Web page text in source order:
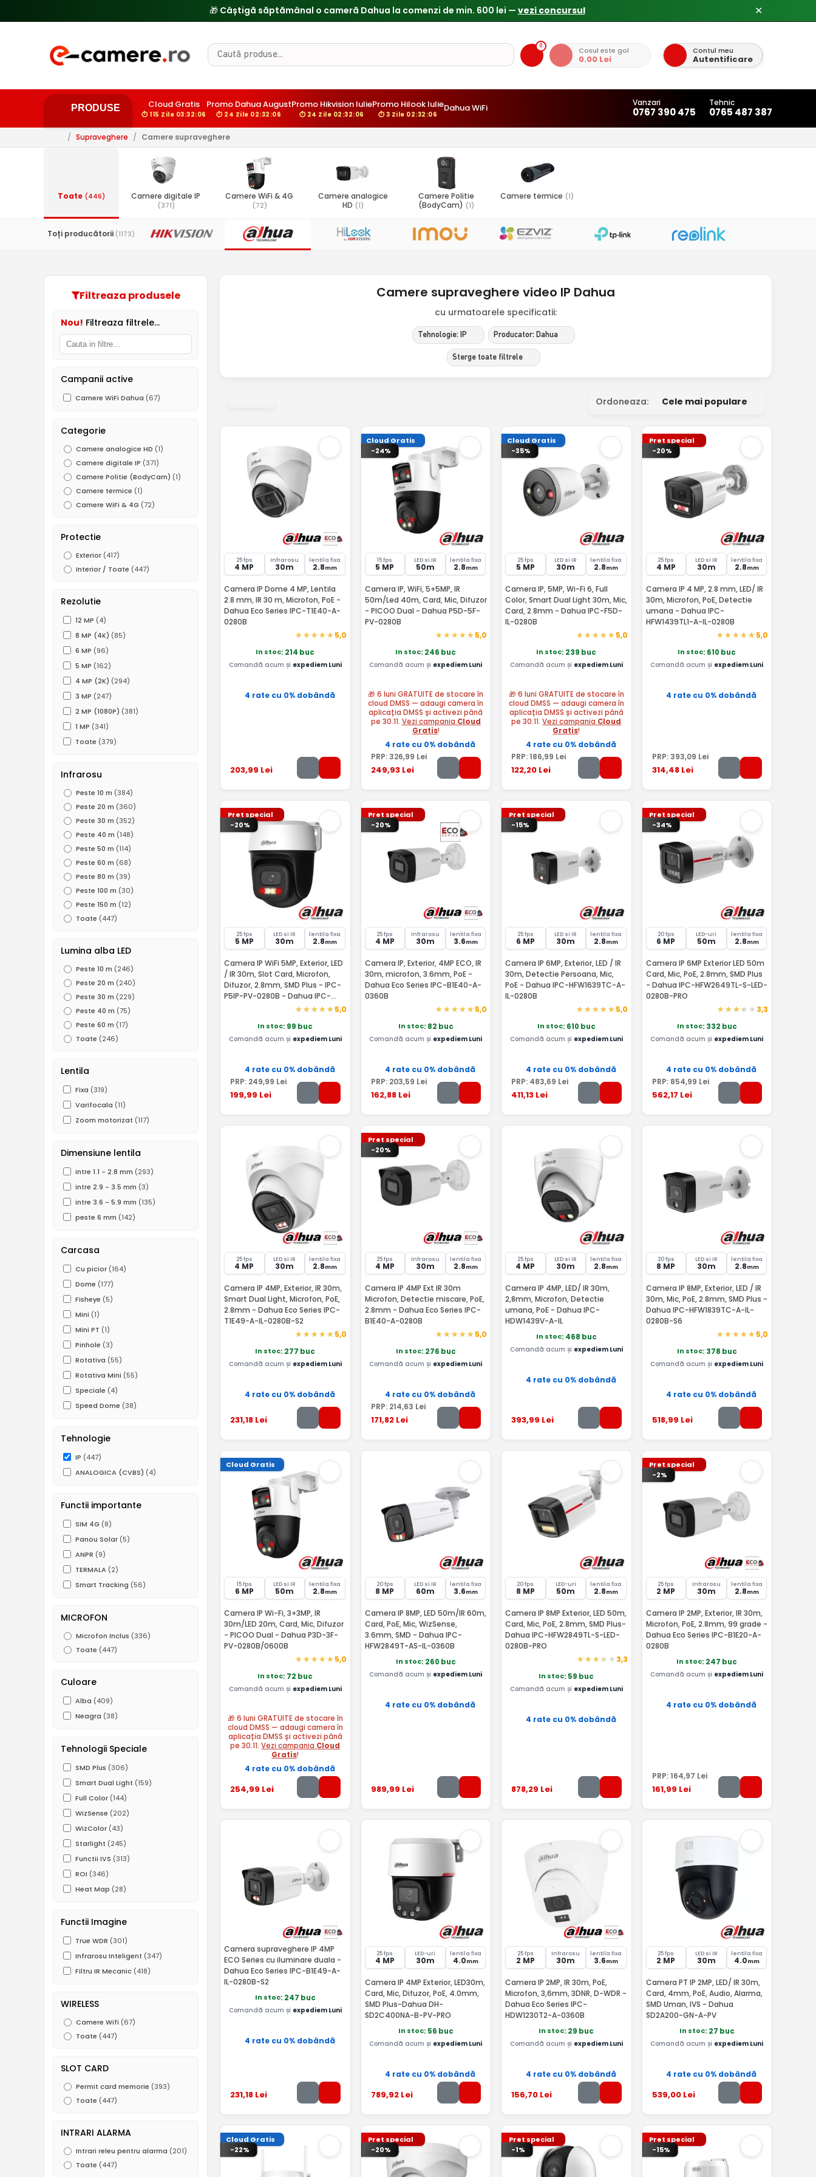
🔥Reduceri de pana la 25% doar in luna iulie → Vezi ofertele
✕
0 Cosul este gol
0.00 Lei
Contul meu
Autentificare
PRODUSE Cloud Gratis
⏱ 115 Zile 03:32:05
Promo Dahua August
⏱ 24 Zile 02:32:05
Promo Hikvision Iulie
⏱ 24 Zile 02:32:05
Promo Hilook Iulie
⏱ 3 Zile 02:32:05
Dahua WiFi Vanzari
0767 390 475
Tehnic
0765 487 387
/ Supraveghere / Camere supraveghere
Toate (446) Camere digitale IP
(371)
Camere WiFi & 4G
(72)
Camere analogice
HD (1)
Camere Politie
(BodyCam) (1)
Camere termice (1)
Toți producătorii (1173)
Filtreaza produsele
Nou! Filtreaza filtrele...
Campanii active
Camere WiFi Dahua (67)
Categorie
Camere analogice HD (1)
Camere digitale IP (371)
Camere Politie (BodyCam) (1)
Camere termice (1)
Camere WiFi & 4G (72)
Protectie
Exterior (417)
Interior / Toate (447)
Rezolutie
12 MP (4)
8 MP (4K) (85)
6 MP (96)
5 MP (162)
4 MP (2K) (294)
3 MP (247)
2 MP (1080P) (381)
1 MP (341)
Toate (379)
Infrarosu
Peste 10 m (384)
Peste 20 m (360)
Peste 30 m (352)
Peste 40 m (148)
Peste 50 m (114)
Peste 60 m (68)
Peste 80 m (39)
Peste 100 m (30)
Peste 150 m (12)
Toate (447)
Lumina alba LED
Peste 10 m (246)
Peste 20 m (240)
Peste 30 m (229)
Peste 40 m (75)
Peste 60 m (17)
Toate (246)
Lentila
Fixa (319)
Varifocala (11)
Zoom motorizat (117)
Dimensiune lentila
intre 1.1 - 2.8 mm (293)
intre 2.9 - 3.5 mm (3)
intre 3.6 - 5.9 mm (135)
peste 6 mm (142)
Carcasa
Cu picior (164)
Dome (177)
Fisheye (5)
Mini (1)
Mini PT (1)
Pinhole (3)
Rotativa (55)
Rotativa Mini (55)
Speciale (4)
Speed Dome (38)
Tehnologie
IP (447)
ANALOGICA (CVBS) (4)
Functii importante
SIM 4G (8)
Panou Solar (5)
ANPR (9)
TERMALA (2)
Smart Tracking (56)
MICROFON
Microfon Inclus (336)
Toate (447)
Culoare
Alba (409)
Neagra (38)
Tehnologii Speciale
SMD Plus (306)
Smart Dual Light (159)
Full Color (144)
WizSense (202)
WizColor (43)
Starlight (245)
Functii IVS (313)
ROI (346)
Heat Map (28)
Functii Imagine
True WDR (301)
Infrarosu Inteligent (347)
Filtru IR Mecanic (418)
WIRELESS
Camere Wifi (67)
Toate (447)
SLOT CARD
Permit card memorie (393)
Toate (447)
INTRARI ALARMA
Intrari releu pentru alarma (201)
Toate (447)
Camere supraveghere video IP Dahua
cu urmatoarele specificatii:
Tehnologie: IP Producator: Dahua
Sterge toate filtrele
Ordoneaza: Cele mai populare
25 fps
4 MP
Infrarosu
30m
lentila fixa
2.8mm
Camera IP Dome 4 MP, Lentila
2.8 mm, IR 30 m, Microfon, PoE -
Dahua Eco Series IPC-T1E40-A-
0280B
5,0
In stoc: 214 buc
Comandă acum și expediem Luni
4 rate cu 0% dobândă
203,99 Lei
Cloud Gratis
-24%
15 fps
5 MP
LED si IR
50m
lentila fixa
2.8mm
Camera IP, WiFi, 5+5MP, IR
50m/Led 40m, Card, Mic, Difuzor
- PICOO Dual - Dahua P5D-5F-
PV-0280B
5,0
In stoc: 246 buc
Comandă acum și expediem Luni
🎁 6 luni GRATUITE de stocare în
cloud DMSS — adaugi camera în
aplicația DMSS și activezi până
pe 30.11. Vezi campania Cloud
Gratis!
4 rate cu 0% dobândă
PRP:326,99 Lei
249,93Lei
Cloud Gratis
-35%
25 fps
5 MP
LED si IR
30m
lentila fixa
2.8mm
Camera IP, 5MP, Wi-Fi 6, Full
Color, Smart Dual Light 30m, Mic,
Card, 2.8mm - Dahua IPC-F5D-
IL-0280B
5,0
In stoc: 239 buc
Comandă acum și expediem Luni
🎁 6 luni GRATUITE de stocare în
cloud DMSS — adaugi camera în
aplicația DMSS și activezi până
pe 30.11.Vezi campania Cloud
Gratis!
4 rate cu 0% dobândă
PRP: 186,99 Lei
122,20 Lei
Pret special
-20%
25 fps
4 MP
LED si IR
30m
lentila fixa
2.8mm
Camera IP 4 MP, 2.8 mm, LED/ IR
30m, Microfon, PoE, Detectie
umana - Dahua IPC-
HFW1439TL1-A-IL-0280B
5,0
In stoc: 610 buc
Comandă acum și expediem Luni
4 rate cu 0% dobândă
PRP:393,09 Lei
314,48Lei
Pret special
-20%
25 fps
5 MP
LED si IR
30m
lentila fixa
2.8mm
Camera IP WiFi 5MP, Exterior, LED
/ IR 30m, Slot Card, Microfon,
Difuzor, 2.8mm, SMD Plus - IPC-
P5IP-PV-0280B - Dahua IPC-
P5IP-PV-0280B-EUR
5,0
In stoc: 99 buc
Comandă acum și expediem Luni
4 rate cu 0% dobândă
PRP: 249,99 Lei
199,99 Lei
Pret special
-20%
25 fps
4 MP
Infrarosu
30m
lentila fixa
3.6mm
Camera IP, Exterior, 4MP ECO, IR
30m, microfon, 3.6mm, PoE -
Dahua Eco Series IPC-B1E40-A-
0360B
5,0
In stoc: 82 buc
Comandă acum și expediem Luni
4 rate cu 0% dobândă
PRP: 203,59 Lei
162,88Lei
Pret special
-15%
25 fps
6 MP
LED si IR
30m
lentila fixa
2.8mm
Camera IP 6MP, Exterior, LED / IR
30m, Detectie Persoana, Mic,
PoE - Dahua IPC-HFW1639TC-A-
IL-0280B
5,0
In stoc: 610 buc
Comandă acum și expediem Luni
4 rate cu 0% dobândă
PRP: 483,69 Lei
411,13 Lei
Pret special
-34%
20 fps
6 MP
LED-uri
50m
lentila fixa
2.8mm
Camera IP 6MP Exterior LED 50m
Card, Mic, PoE, 2.8mm, SMD Plus
- Dahua IPC-HFW2649TL-S-LED-
0280B-PRO
3,3
In stoc: 332 buc
Comandă acum și expediem Luni
4 rate cu 0% dobândă
PRP: 854,99 Lei
562,17 Lei
25 fps
4 MP
LED si IR
30m
lentila fixa
2.8mm
Camera IP 4MP, Exterior, IR 30m,
Smart Dual Light, Microfon, PoE,
2.8mm - Dahua Eco Series IPC-
T1E49-A-IL-0280B-S2
5,0
In stoc: 277 buc
Comandă acum și expediem Luni
4 rate cu 0% dobândă
231,18 Lei
Pret special
-20%
25 fps
4 MP
Infrarosu
30m
lentila fixa
2.8mm
Camera IP 4MP Ext IR 30m
Microfon, Detectie miscare, PoE,
2.8mm - Dahua Eco Series IPC-
B1E40-A-0280B
5,0
In stoc: 276 buc
Comandă acum și expediem Luni
4 rate cu 0% dobândă
PRP: 214,63 Lei
171,82Lei
25 fps
4 MP
LED si IR
30m
lentila fixa
2.8mm
Camera IP 4MP, LED/ IR 30m,
2,8mm, Microfon, Detectie
umana, PoE - Dahua IPC-
HDW1439V-A-IL
In stoc: 468 buc
Comandă acum și expediem Luni
4 rate cu 0% dobândă
393,99 Lei
20 fps
8 MP
LED si IR
30m
lentila fixa
2.8mm
Camera IP 8MP, Exterior, LED / IR
30m, Mic, PoE, 2.8mm, SMD Plus -
Dahua IPC-HFW1839TC-A-IL-
0280B-S6
5,0
In stoc: 378 buc
Comandă acum și expediem Luni
4 rate cu 0% dobândă
518,99 Lei
Cloud Gratis
15 fps
6 MP
LED si IR
50m
lentila fixa
2.8mm
Camera IP Wi-Fi, 3+3MP, IR
30m/LED 20m, Card, Mic, Difuzor
- PICOO Dual - Dahua P3D-3F-
PV-0280B/0600B
5,0
In stoc: 72 buc
Comandă acum și expediem Luni
🎁 6 luni GRATUITE de stocare în
cloud DMSS — adaugi camera în
aplicația DMSS și activezi până
pe 30.11.Vezi campania Cloud
Gratis!
4 rate cu 0% dobândă
254,99 Lei
20 fps
8 MP
LED si IR
60m
lentila fixa
3.6mm
Camera IP 8MP, LED 50m/IR 60m,
Card, PoE, Mic, WizSense,
3.6mm, SMD - Dahua IPC-
HFW2849T-AS-IL-0360B
In stoc: 260 buc
Comandă acum și expediem Luni
4 rate cu 0% dobândă
989,99 Lei
20 fps
8 MP
LED-uri
50m
lentila fixa
2.8mm
Camera IP 8MP Exterior, LED 50m,
Card, Mic, PoE, 2.8mm, SMD Plus-
Dahua IPC-HFW2849TL-S-LED-
0280B-PRO
3,3
In stoc: 59 buc
Comandă acum și expediem Luni
4 rate cu 0% dobândă
878,29 Lei
Pret special
-2%
25 fps
2 MP
Infrarosu
30m
lentila fixa
2.8mm
Camera IP 2MP, Exterior, IR 30m,
Microfon, PoE, 2.8mm, 99 grade -
Dahua Eco Series IPC-B1E20-A-
0280B
In stoc: 247 buc
Comandă acum și expediem Luni
4 rate cu 0% dobândă
PRP: 164,97 Lei
161,99 Lei
Camera supraveghere IP 4MP
ECO Series cu iluminare duala -
Dahua Eco Series IPC-B1E49-A-
IL-0280B-S2
In stoc: 247 buc
Comandă acum și expediem Luni
4 rate cu 0% dobândă
231,18 Lei
25 fps
4 MP
LED-uri
30m
lentila fixa
4.0mm
Camera IP 4MP Exterior, LED30m,
Card, Mic, Difuzor, PoE, 4.0mm,
SMD Plus-Dahua DH-
SD2C400NA-B-PV-PRO
In stoc: 56 buc
Comandă acum și expediem Luni
4 rate cu 0% dobândă
789,92Lei
25 fps
2 MP
Infrarosu
30m
lentila fixa
3.6mm
Camera IP 2MP, IR 30m, PoE,
Microfon, 3,6mm, 3DNR, D-WDR -
Dahua Eco Series IPC-
HDW1230T2-A-0360B
In stoc: 29 buc
Comandă acum și expediem Luni
4 rate cu 0% dobândă
156,70 Lei
25 fps
2 MP
LED si IR
30m
lentila fixa
4.0mm
Camera PT IP 2MP, LED/ IR 30m,
Card, 4mm, PoE, Audio, Alarma,
SMD Uman, IVS - Dahua
SD2A200-GN-A-PV
In stoc: 27 buc
Comandă acum și expediem Luni
4 rate cu 0% dobândă
539,00Lei
Cloud Gratis
-22%
Pret special
-20%
Pret special
-1%
Pret special
-15%